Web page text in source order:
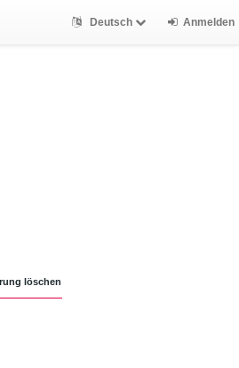
Deutsch Anmelden
löschen